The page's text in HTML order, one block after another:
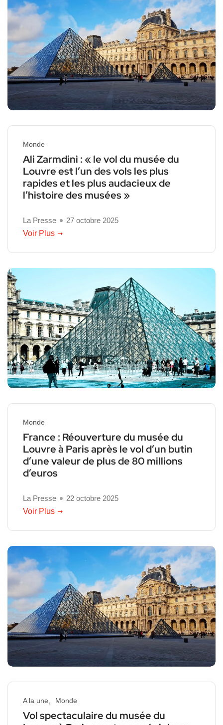
Monde
Ali Zarmdini : « le vol du musée du
Louvre est l’un des vols les plus
rapides et les plus audacieux de
l’histoire des musées »
La Presse
27 octobre 2025
Voir Plus
Monde
France : Réouverture du musée du
Louvre à Paris après le vol d’un butin
d’une valeur de plus de 80 millions
d’euros
La Presse
22 octobre 2025
Voir Plus
A la une Monde
Vol spectaculaire du musée du